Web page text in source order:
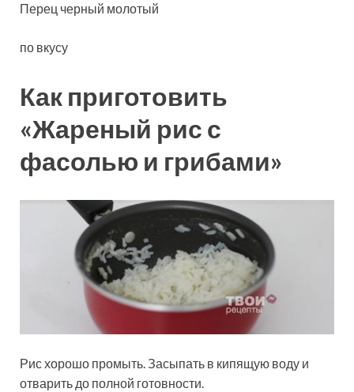
Перец черный молотый
по вкусу
Как приготовить
«Жареный рис с
фасолью и грибами»
Рис хорошо промыть. Засыпать в кипящую воду и
отварить до полной готовности.